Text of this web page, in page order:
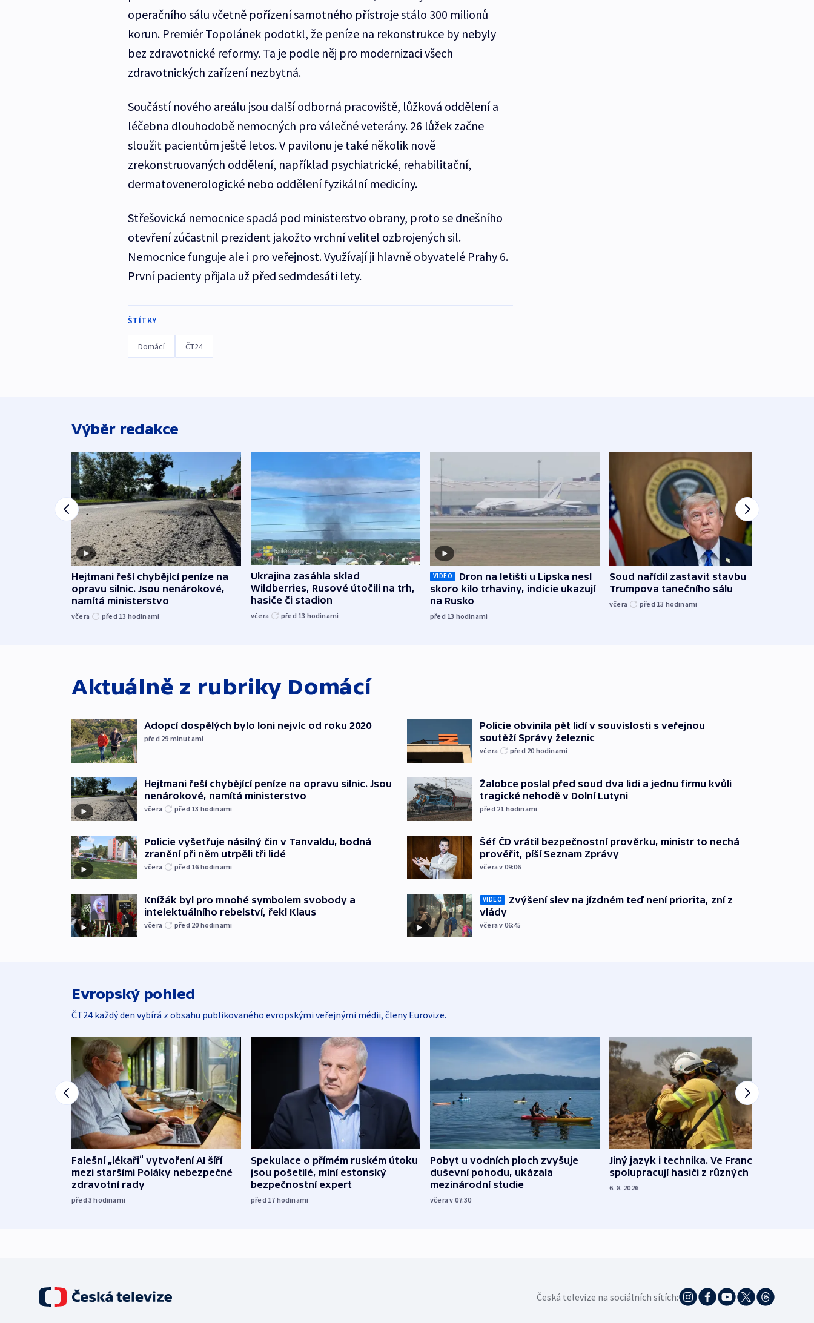
operačního sálu včetně pořízení samotného přístroje stálo 300 milionů
korun. Premiér Topolánek podotkl, že peníze na rekonstrukce by nebyly
bez zdravotnické reformy. Ta je podle něj pro modernizaci všech
zdravotnických zařízení nezbytná.
Součástí nového areálu jsou další odborná pracoviště, lůžková oddělení a
léčebna dlouhodobě nemocných pro válečné veterány. 26 lůžek začne
sloužit pacientům ještě letos. V pavilonu je také několik nově
zrekonstruovaných oddělení, například psychiatrické, rehabilitační,
dermatovenerologické nebo oddělení fyzikální medicíny.
Střešovická nemocnice spadá pod ministerstvo obrany, proto se dnešního
otevření zúčastnil prezident jakožto vrchní velitel ozbrojených sil.
Nemocnice funguje ale i pro veřejnost. Využívají ji hlavně obyvatelé Prahy 6.
První pacienty přijala už před sedmdesáti lety.
ŠTÍTKY
Domácí ČT24
Výběr redakce
Hejtmani řeší chybějící peníze na
opravu silnic. Jsou nenárokové,
namítá ministerstvo
včera před 13 hodinami
Ukrajina zasáhla sklad
Wildberries, Rusové útočili na trh,
hasiče či stadion
včera před 13 hodinami
VIDEO
Dron na letišti u Lipska nesl
skoro kilo trhaviny, indicie ukazují
na Rusko
před 13 hodinami
Soud nařídil zastavit stavbu
Trumpova tanečního sálu
včera před 13 hodinami
Aktuálně z rubriky Domácí
Adopcí dospělých bylo loni nejvíc od roku 2020
před 29 minutami
Hejtmani řeší chybějící peníze na opravu silnic. Jsou
nenárokové, namítá ministerstvo
včera před 13 hodinami
Policie vyšetřuje násilný čin v Tanvaldu, bodná
zranění při něm utrpěli tři lidé
včera před 16 hodinami
Knížák byl pro mnohé symbolem svobody a
intelektuálního rebelství, řekl Klaus
včera před 20 hodinami
Policie obvinila pět lidí v souvislosti s veřejnou
soutěží Správy železnic
včera před 20 hodinami
Žalobce poslal před soud dva lidi a jednu firmu kvůli
tragické nehodě v Dolní Lutyni
před 21 hodinami
Šéf ČD vrátil bezpečnostní prověrku, ministr to nechá
prověřit, píší Seznam Zprávy
včera v 09:06
VIDEO
Zvýšení slev na jízdném teď není priorita, zní z
vlády
včera v 06:45
Evropský pohled
ČT24 každý den vybírá z obsahu publikovaného evropskými veřejnými médii, členy Eurovize.
Falešní „lékaři“ vytvoření AI šíří
mezi staršími Poláky nebezpečné
zdravotní rady
před 3hodinami
Spekulace o přímém ruském útoku
jsou pošetilé, míní estonský
bezpečnostní expert
před 17 hodinami
Pobyt u vodních ploch zvyšuje
duševní pohodu, ukázala
mezinárodní studie
včera v 07:30
Jiný jazyk i technika. Ve Francii
spolupracují hasiči z různých zemí
6. 8. 2026
Česká televize na sociálních sítích: